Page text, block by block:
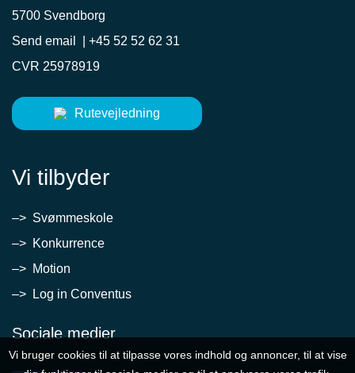
5700 Svendborg
Send email
+45 52 52 62 31
CVR 25978919
Rutevejledning
Vi tilbyder
–> Svømmeskole
–> Konkurrence
–> Motion
–> Log in Conventus
Sociale medier
Vi bruger cookies til at tilpasse vores indhold og annoncer, til at vise